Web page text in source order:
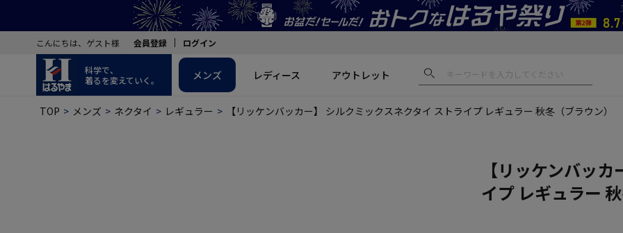
こんにちは、ゲスト様 会員登録 ログイン
科学で、
着るを変えていく。
メンズ レディース アウトレット
TOP メンズ ネクタイ レギュラー 【リッケンバッカー】 シルクミックスネクタイ ストライプ レギュラー 秋冬（ブラウン）
【リッケンバッ
イプ レギュラー